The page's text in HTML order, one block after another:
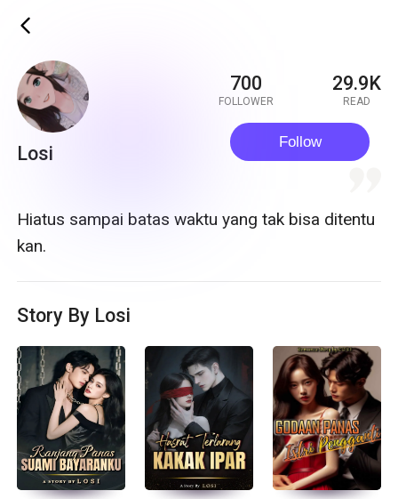
ic_back
Losi
700
FOLLOWER
29.9K
READ
Follow
Hiatus sampai batas waktu yang tak bisa ditentu
kan.
Story By Losi